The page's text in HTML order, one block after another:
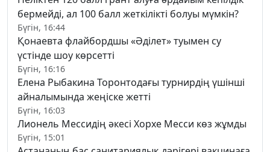
бермейді, ал 100 балл жеткілікті болуы мүмкін?
Бүгін, 16:44
Қонаевта флайбордшы «Әділет» туымен су
үстінде шоу көрсетті
Бүгін, 16:16
Елена Рыбакина Торонтодағы турнирдің үшінші
айналымында жеңіске жетті
Бүгін, 16:03
Лионель Мессидің әкесі Хорхе Месси көз жұмды
Бүгін, 15:01